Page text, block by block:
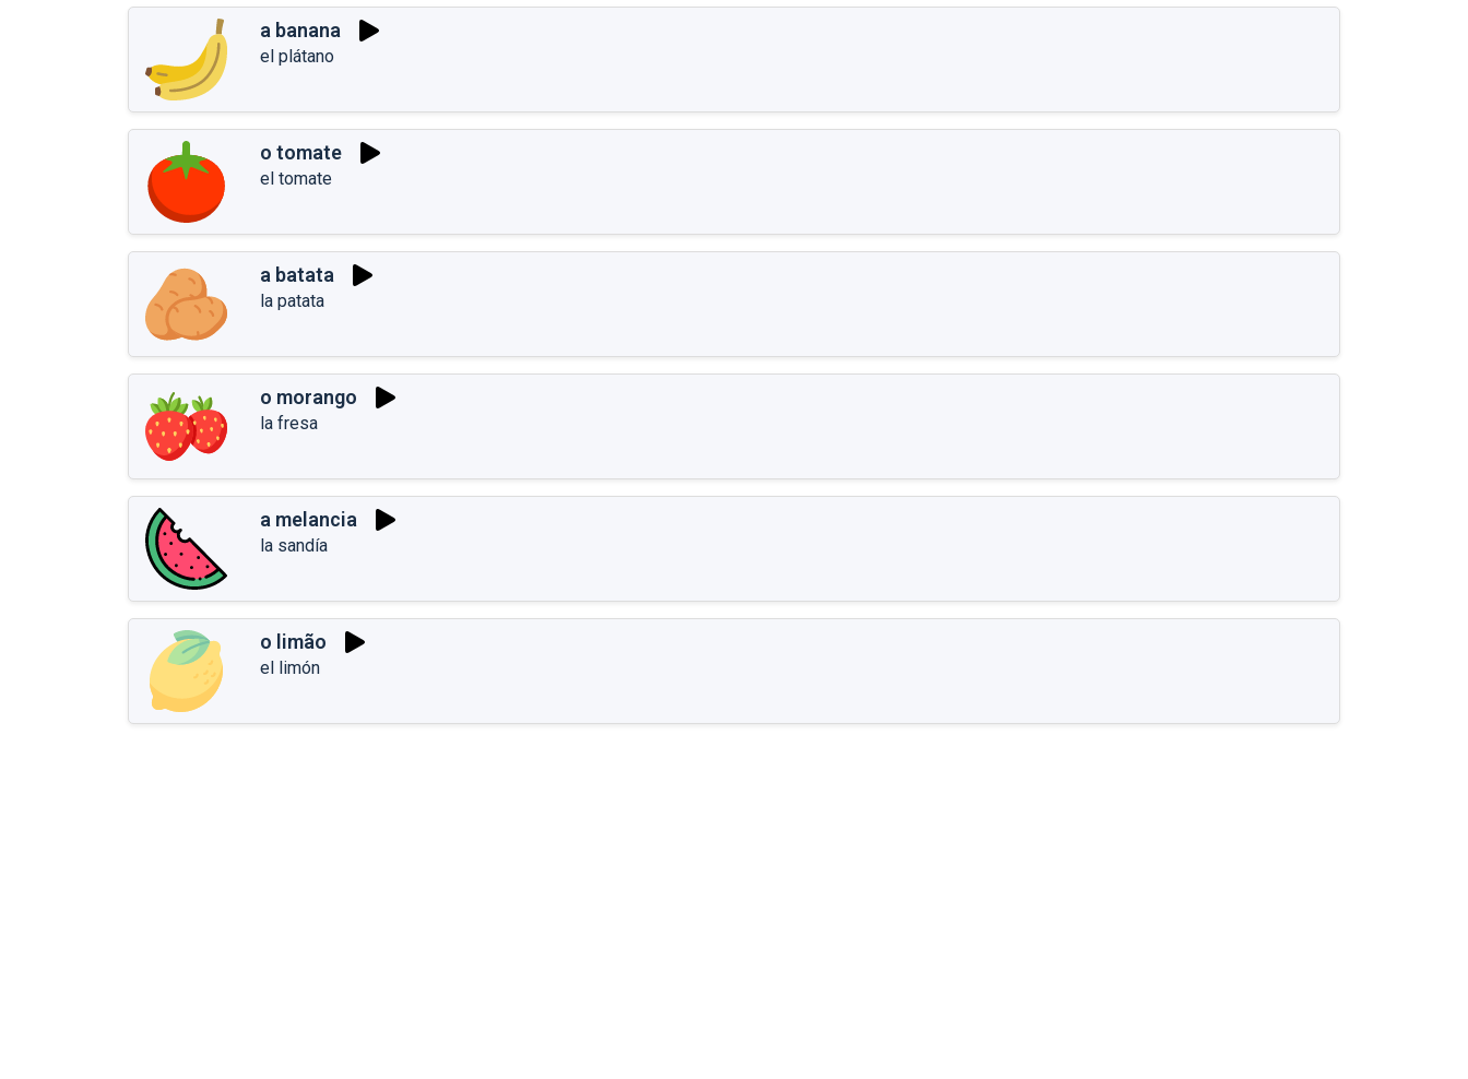
a banana
el plátano
o tomate
el tomate
a batata
la patata
o morango
la fresa
a melancia
la sandía
o limão
el limón